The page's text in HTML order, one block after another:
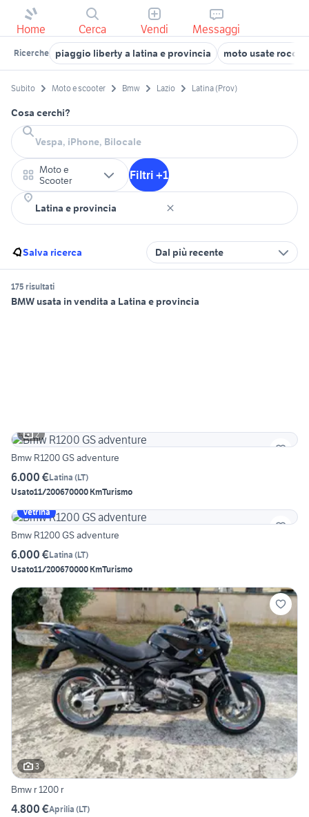
Home Cerca Vendi Messaggi
Ricerche piaggio liberty a latina e provincia moto usate
Subito Moto e scooter Bmw Lazio Latina (Prov)
Cosa cerchi?
Moto e
Scooter
Filtri +1
Salva ricerca Dal più recente
175 risultati
BMW usata in vendita a Latina e provincia
2
Bmw R1200 GS adventure
6.000 €Latina (LT)
Usato11/200670000 KmTurismo
Vetrina
Bmw R1200 GS adventure
6.000 €Latina (LT)
Usato11/200670000 KmTurismo
3
Bmw r 1200 r
4.800 €Aprilia (LT)